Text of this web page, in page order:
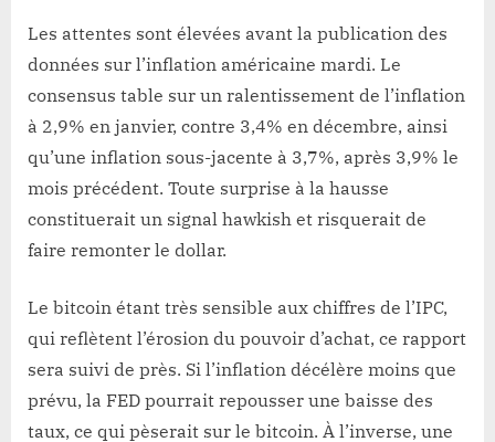
Les attentes sont élevées avant la publication des
données sur l’inflation américaine mardi. Le
consensus table sur un ralentissement de l’inflation
à 2,9% en janvier, contre 3,4% en décembre, ainsi
qu’une inflation sous-jacente à 3,7%, après 3,9% le
mois précédent. Toute surprise à la hausse
constituerait un signal hawkish et risquerait de
faire remonter le dollar.
Le bitcoin étant très sensible aux chiffres de l’IPC,
qui reflètent l’érosion du pouvoir d’achat, ce rapport
sera suivi de près. Si l’inflation décélère moins que
prévu, la FED pourrait repousser une baisse des
taux, ce qui pèserait sur le bitcoin. À l’inverse, une